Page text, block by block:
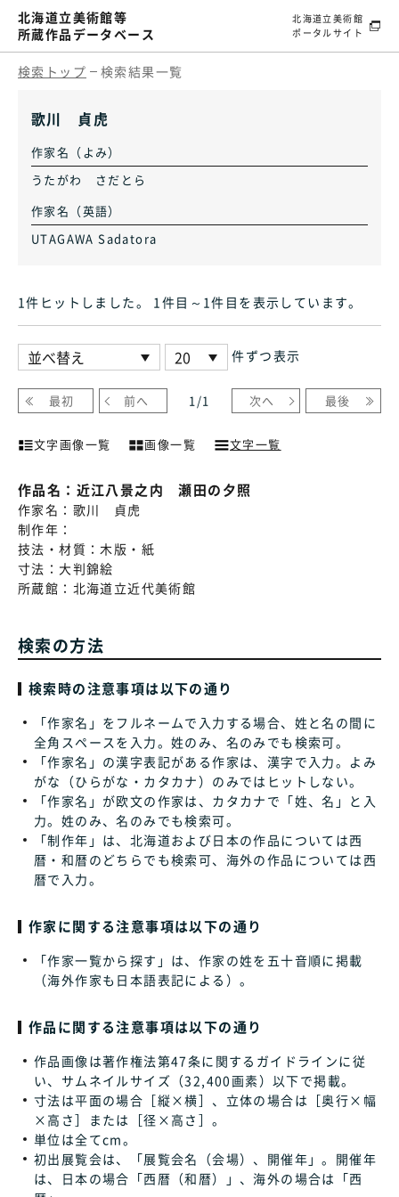
北海道立美術館等
所蔵作品データベース
北海道立美術館
ポータルサイト
検索トップ 検索結果一覧
歌川 貞虎
作家名（よみ）
うたがわ さだとら
作家名（英語）
UTAGAWA Sadatora
1件ヒット しました。 1件目～1件目 を表示しています。
件ずつ表示
最初 前へ 1 /1 次へ 最後
文字画像一覧 画像一覧 文字一覧
作品名： 近江八景之内 瀬田の夕照
作家名： 歌川 貞虎
制作年：
技法・材質：木版・紙
寸法： 大判錦絵
所蔵館： 北海道立近代美術館
検索の方法
検索時の注意事項は以下の通り
「作家名」をフルネームで入力する場合、姓と名の間に
全角スペースを入力。姓のみ、名のみでも検索可。
「作家名」の漢字表記がある作家は、漢字で入力。よみ
がな（ひらがな・カタカナ）のみではヒットしない。
「作家名」が欧文の作家は、カタカナで「姓、名」と入
力。姓のみ、名のみでも検索可。
「制作年」は、北海道および日本の作品については西
暦・和暦のどちらでも検索可、海外の作品については西
暦で入力。
作家に関する注意事項は以下の通り
「作家一覧から探す」は、作家の姓を五十音順に掲載
（海外作家も日本語表記による）。
作品に関する注意事項は以下の通り
作品画像は著作権法第47条に関するガイドラインに従
い、サムネイルサイズ（32,400画素）以下で掲載。
寸法は平面の場合［縦×横］、立体の場合は［奥行×幅
×高さ］または［径×高さ］。
単位は全てcm。
初出展覧会は、「展覧会名（会場）、開催年」。開催年
は、日本の場合「西暦（和暦）」、海外の場合は「西